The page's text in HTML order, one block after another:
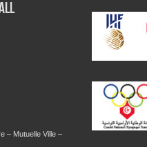
– Mutuelle Ville –